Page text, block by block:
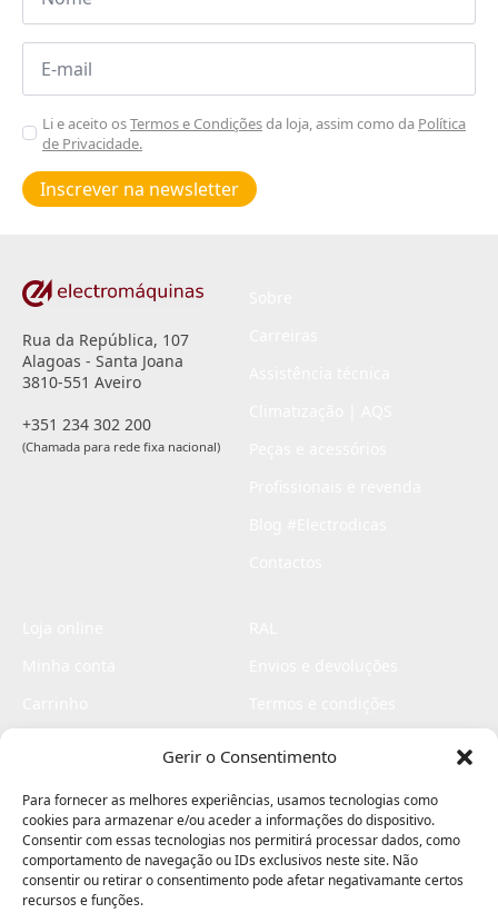
Gerir o Consentimento
Para fornecer as melhores experiências, usamos tecnologias como
cookies para armazenar e/ou aceder a informações do dispositivo.
Consentir com essas tecnologias nos permitirá processar dados, como
comportamento de navegação ou IDs exclusivos neste site. Não
consentir ou retirar o consentimento pode afetar negativamante certos
recursos e funções.
Email
Aceitar
Poiticas
de
privacidade
Li e aceito osTermos e Condiçõesda loja, assim como da Política
de Privacidade.
Inscrever na newsletter
Rua da República, 107
Alagoas - Santa Joana
3810-551 Aveiro
+351 234 302 200
(Chamada para rede fixa nacional)
Livro de elogios